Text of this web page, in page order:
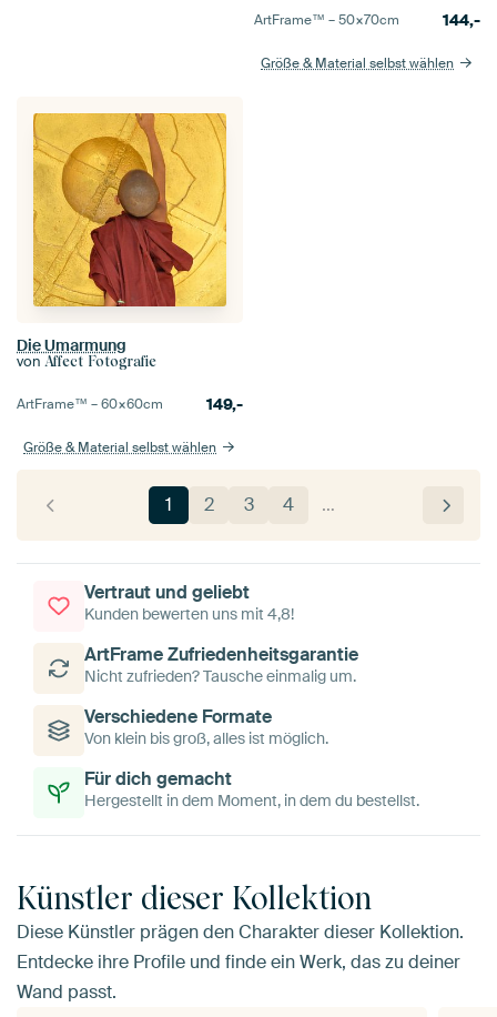
ArtFrame™ –50×70cm 144,-
Größe & Material selbst wählen
Die Umarmung
von Affect Fotografie
ArtFrame™ –60×60cm 149,-
Größe & Material selbst wählen
1 2 3 4 …
Vertraut und geliebt
Kunden bewerten uns mit 4,8!
ArtFrame Zufriedenheitsgarantie
Nicht zufrieden? Tausche einmalig um.
Verschiedene Formate
Von klein bis groß, alles ist möglich.
Für dich gemacht
Hergestellt in dem Moment, in dem du bestellst.
Künstler dieser Kollektion
Diese Künstler prägen den Charakter dieser Kollektion.
Entdecke ihre Profile und finde ein Werk, das zu deiner
Wand passt.